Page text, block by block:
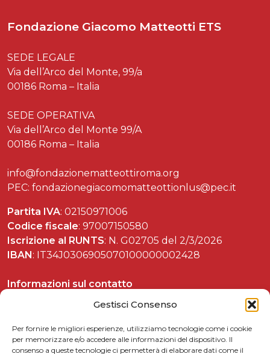
Gestisci Consenso
Per fornire le migliori esperienze, utilizziamo tecnologie come i cookie
per memorizzare e/o accedere alle informazioni del dispositivo. Il
consenso a queste tecnologie ci permetterà di elaborare dati come il
Fondazione Giacomo Matteotti ETS
SEDE LEGALE
Via dell’Arco del Monte, 99/a
00186 Roma – Italia
SEDE OPERATIVA
Via dell’Arco del Monte 99/A
00186 Roma – Italia
info@fondazionematteottiroma.org
PEC: fondazionegiacomomatteottionlus@pec.it
Partita IVA: 02150971006
Codice fiscale: 97007150580
Iscrizione al RUNTS: N. G02705 del 2/3/2026
IBAN: IT34J0306905070100000002428
Informazioni sul contatto